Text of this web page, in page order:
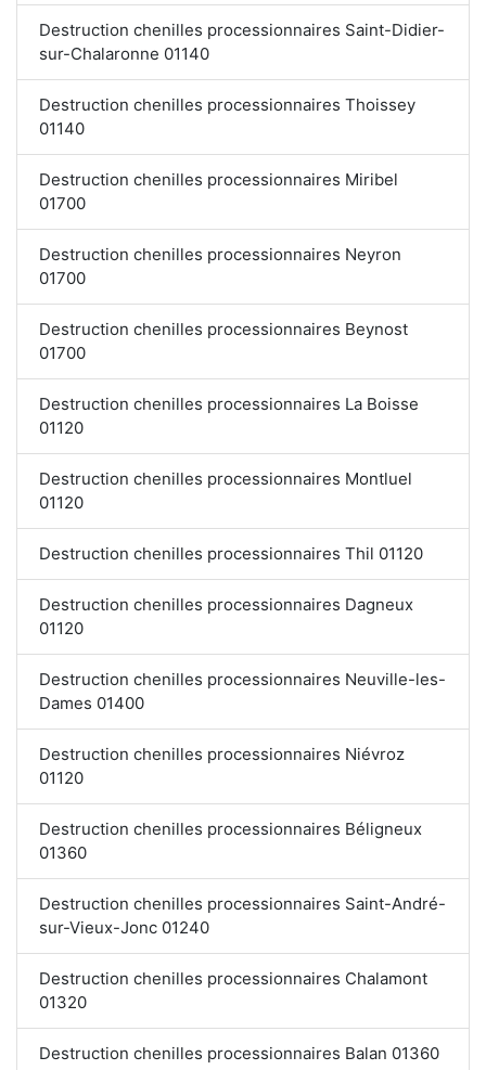
Destruction chenilles processionnaires Saint-Didier-
sur-Chalaronne 01140
Destruction chenilles processionnaires Thoissey
01140
Destruction chenilles processionnaires Miribel
01700
Destruction chenilles processionnaires Neyron
01700
Destruction chenilles processionnaires Beynost
01700
Destruction chenilles processionnaires La Boisse
01120
Destruction chenilles processionnaires Montluel
01120
Destruction chenilles processionnaires Thil 01120
Destruction chenilles processionnaires Dagneux
01120
Destruction chenilles processionnaires Neuville-les-
Dames 01400
Destruction chenilles processionnaires Niévroz
01120
Destruction chenilles processionnaires Béligneux
01360
Destruction chenilles processionnaires Saint-André-
sur-Vieux-Jonc 01240
Destruction chenilles processionnaires Chalamont
01320
Destruction chenilles processionnaires Balan 01360